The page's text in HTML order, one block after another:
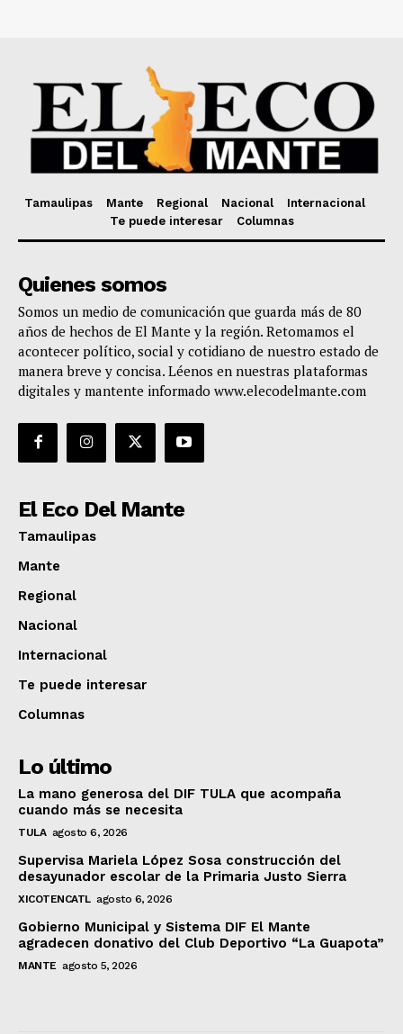
Tamaulipas Mante Regional Nacional
Internacional
Te puede interesar
Columnas
Quienes somos
Somos un medio de comunicación que guarda más de 80
años de hechos de El Mante y la región. Retomamos el
acontecer político, social y cotidiano de nuestro estado de
manera breve y concisa. Léenos en nuestras plataformas
digitales y mantente informado www.elecodelmante.com
El Eco Del Mante
Tamaulipas
Mante
Regional
Nacional
Internacional
Te puede interesar
Columnas
Lo último
La mano generosa del DIF TULA que acompaña
cuando más se necesita
TULA agosto 6, 2026
Supervisa Mariela López Sosa construcción del
desayunador escolar de la Primaria Justo Sierra
XICOTENCATL agosto 6, 2026
Gobierno Municipal y Sistema DIF El Mante
agradecen donativo del Club Deportivo “La Guapota”
MANTE agosto 5, 2026